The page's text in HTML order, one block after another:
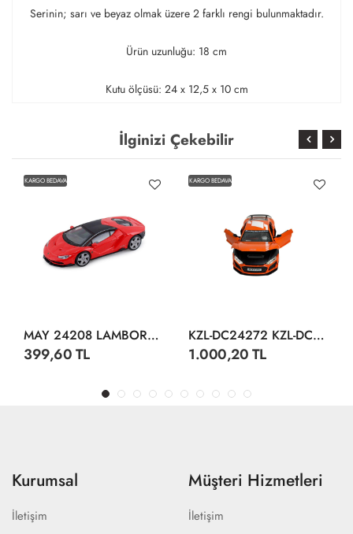
Serinin; sarı ve beyaz olmak üzere 2 farklı rengi bulunmaktadır.
Ürün uzunluğu: 18 cm
Kutu ölçüsü: 24 x 12,5 x 10 cm
İlginizi Çekebilir
KARGO BEDAVA
MAY 24208 LAMBORGHİNİ CENTENARİO DİSPLAY 12 CM
399,60 TL
KARGO BEDAVA
KZL-DC24272 KZL-DC24272 AUDI R8 1:24 ISIKLI SESLI 32
1.000,20 TL
Kurumsal
İletişim
Müşteri Hizmetleri
İletişim